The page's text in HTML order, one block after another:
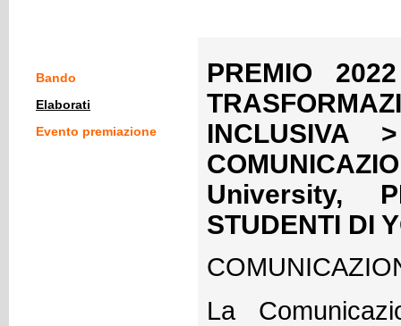
Bando
Elaborati
Evento premiazione
PREMIO
INCLUSIVA
University,
STUDENTI DI
La